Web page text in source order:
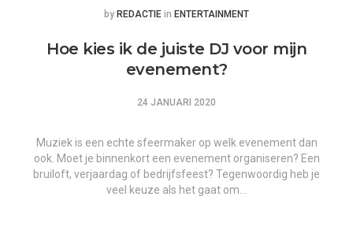
Posted
by REDACTIE Posted
in ENTERTAINMENT
Hoe kies ik de juiste DJ voor mijn
evenement?
24 JANUARI 2020
Muziek is een echte sfeermaker op welk evenement dan
ook. Moet je binnenkort een evenement organiseren? Een
bruiloft, verjaardag of bedrijfsfeest? Tegenwoordig heb je
veel keuze als het gaat om…